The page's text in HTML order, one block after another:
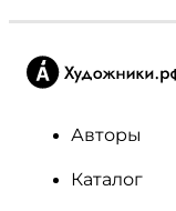
Авторы
Каталог